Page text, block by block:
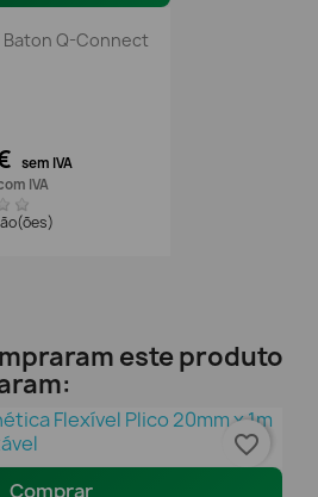
Baton Q-Connect
sem IVA
IVA
este produto
Comprar
favorite_border